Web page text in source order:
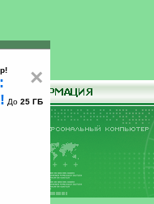
×
До 25 ГБ